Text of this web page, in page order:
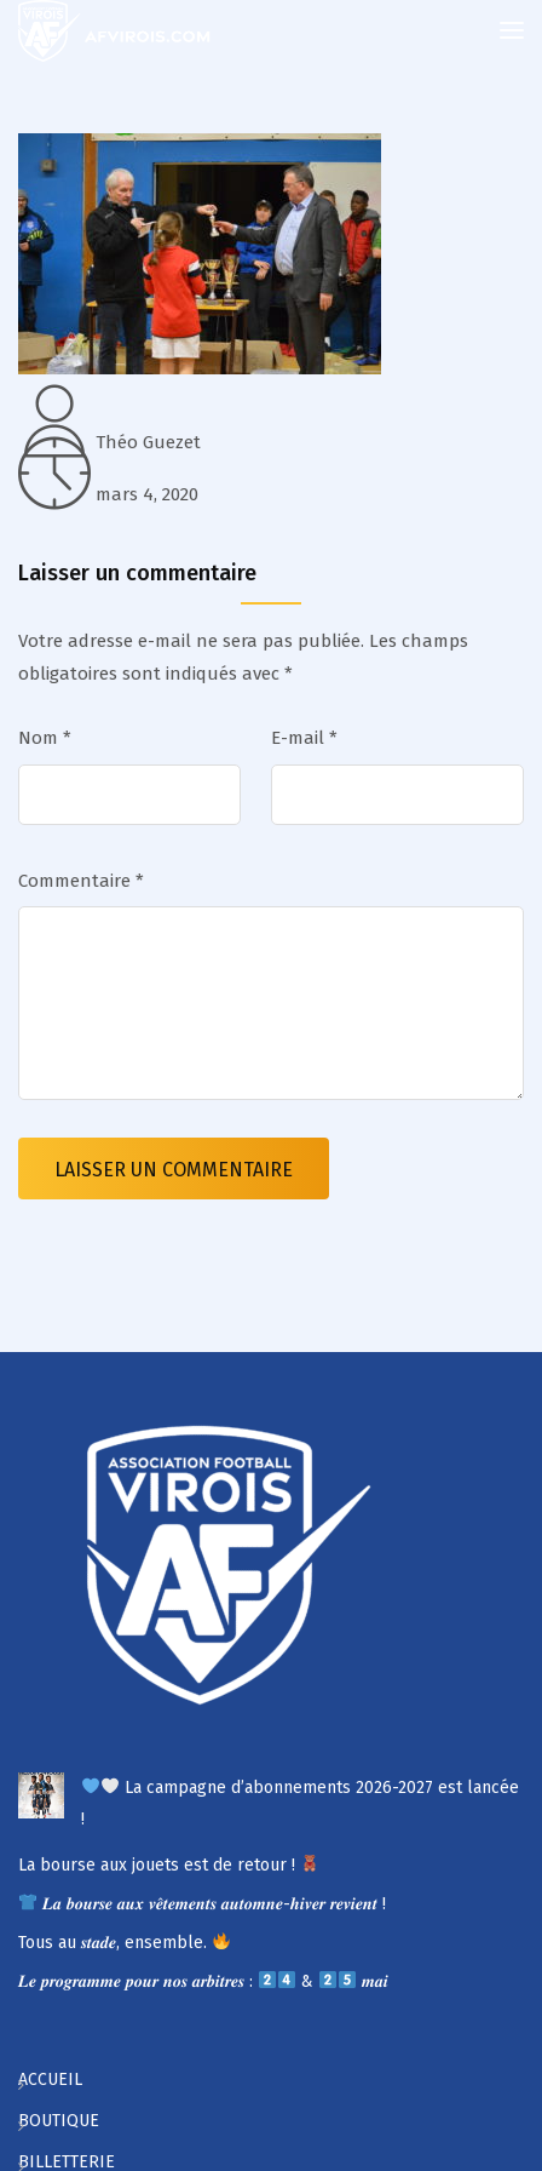
Théo Guezet
mars 4, 2020
Laisser un commentaire
Votre adresse e-mail ne sera pas publiée. Les champs
obligatoires sont indiqués avec *
Nom * E-mail *
Commentaire *
La campagne d’abonnements 2026-2027 est lancée
!
La bourse aux jouets est de retour !
𝑳𝒂 𝒃𝒐𝒖𝒓𝒔𝒆 𝒂𝒖𝒙 𝒗𝒆̂𝒕𝒆𝒎𝒆𝒏𝒕𝒔 𝒂𝒖𝒕𝒐𝒎𝒏𝒆-𝒉𝒊𝒗𝒆𝒓 𝒓𝒆𝒗𝒊𝒆𝒏𝒕 !
Tous au 𝒔𝒕𝒂𝒅𝒆, ensemble.
𝑳𝒆 𝒑𝒓𝒐𝒈𝒓𝒂𝒎𝒎𝒆 𝒑𝒐𝒖𝒓 𝒏𝒐𝒔 𝒂𝒓𝒃𝒊𝒕𝒓𝒆𝒔 :
& 𝒎𝒂𝒊
ACCUEIL
BOUTIQUE
BILLETTERIE